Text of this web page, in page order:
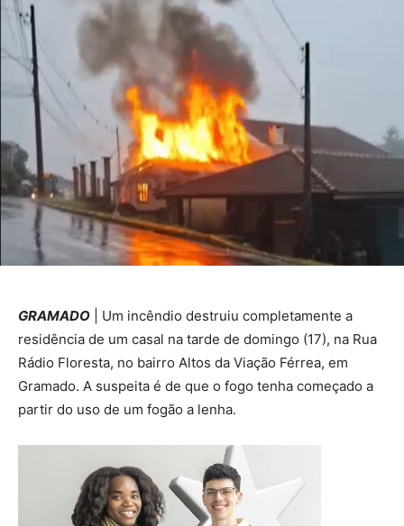
GRAMADO | Um incêndio destruiu completamente a
residência de um casal na tarde de domingo (17), na Rua
Rádio Floresta, no bairro Altos da Viação Férrea, em
Gramado. A suspeita é de que o fogo tenha começado a
partir do uso de um fogão a lenha.